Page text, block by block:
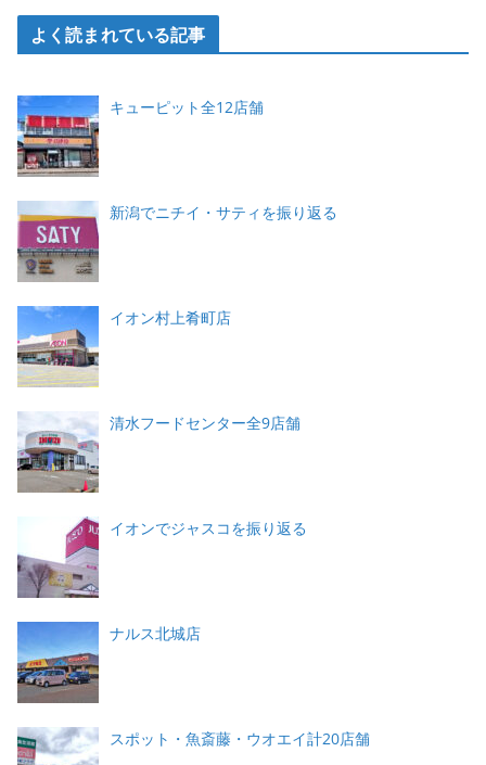
カ
よく読まれている記事
キューピット全12店舗
新潟でニチイ・サティを振り返る
イオン村上肴町店
清水フードセンター全9店舗
イオンでジャスコを振り返る
ナルス北城店
スポット・魚斎藤・ウオエイ計20店舗